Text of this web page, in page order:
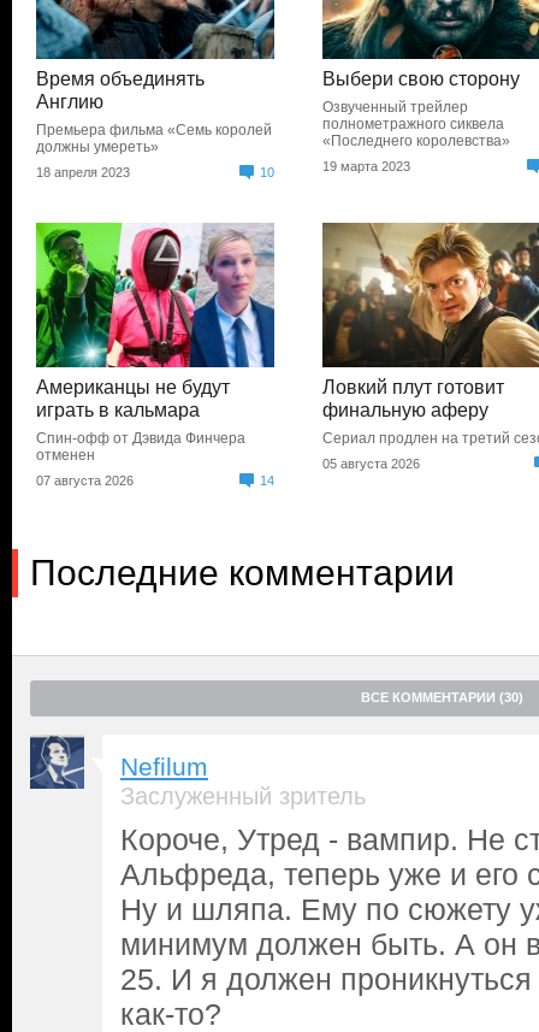
Время объединять
Англию
Премьера фильма «Семь королей
должны умереть»
18 апреля 2023 10
Выбери свою сторону
Озвученный трейлер
полнометражного сиквела
«Последнего королевства»
19 марта 2023
Американцы не будут
играть в кальмара
Спин-офф от Дэвида Финчера
отменен
07 августа 2026 14
Ловкий плут готовит
финальную аферу
Сериал продлен на третий
05 августа 2026
Последние комментарии
ВСЕ КОММЕНТАРИИ (30)
Nefilum
Заслуженный зритель
Короче, Утред - вампир. Не
Альфреда, теперь уже и его
Ну и шляпа. Ему по сюжету
минимум должен быть. А он
25. И я должен проникнуться
как-то?